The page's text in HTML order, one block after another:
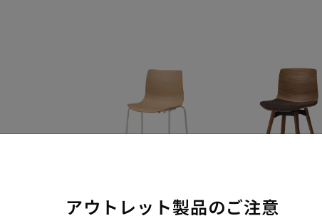
アウトレット製品のご注意